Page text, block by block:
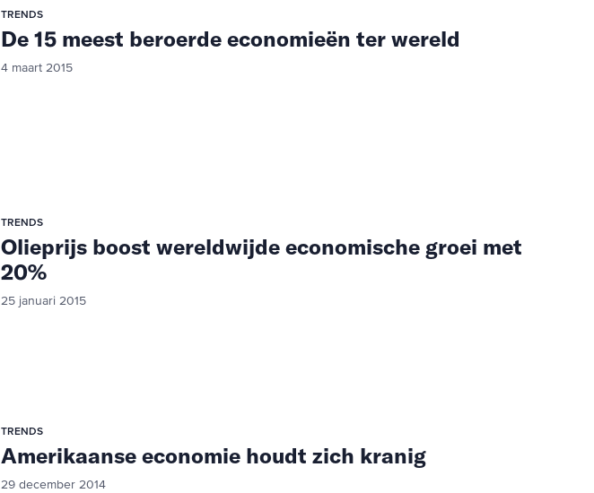
TRENDS
De 15 meest beroerde economieën ter wereld
4 maart 2015
TRENDS
Olieprijs boost wereldwijde economische groei met
20%
25 januari 2015
TRENDS
Amerikaanse economie houdt zich kranig
29 december 2014